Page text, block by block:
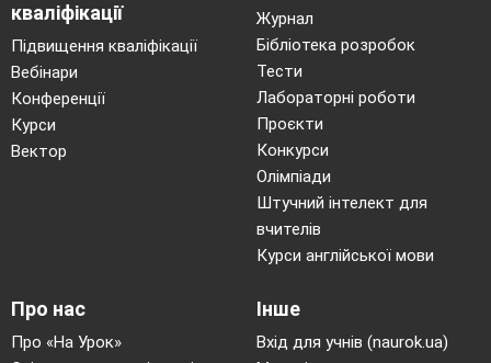
кваліфікації
Підвищення кваліфікації
Вебінари
Конференції
Курси
Вектор
Журнал
Бібліотека розробок
Тести
Лабораторні роботи
Проєкти
Конкурси
Олімпіади
Штучний інтелект для
вчителів
Курси англійської мови
Про нас
Про «На Урок»
Інше
Вхід для учнів (naurok.ua)